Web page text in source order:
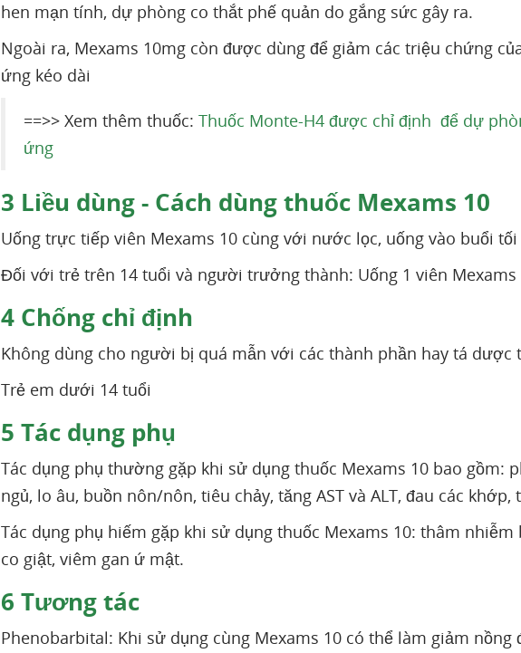
hen mạn tính, dự phòng co thắt phế quản do gắng sức gây ra.
Ngoài ra, Mexams 10mg còn được dùng để giảm các triệu chứng
ứng kéo dài
==>> Xem thêm thuốc: Thuốc Monte-H4 được chỉ định để dự
ứng
3 Liều dùng - Cách dùng thuốc Mexams 10
Uống trực tiếp viên Mexams 10 cùng với nước lọc, uống vào buổi tối
Đối với trẻ trên 14 tuổi và người trưởng thành: Uống 1 viên Mexams
4 Chống chỉ định
Không dùng cho người bị quá mẫn với các thành phần hay tá dược
Trẻ em dưới 14 tuổi
5 Tác dụng phụ
Tác dụng phụ thường gặp khi sử dụng thuốc Mexams 10 bao gồm:
ngủ, lo âu, buồn nôn/nôn, tiêu chảy, tăng AST và ALT, đau các
Tác dụng phụ hiếm gặp khi sử dụng thuốc Mexams 10: thâm
co giật, viêm gan ứ mật.
6 Tương tác
Phenobarbital: Khi sử dụng cùng Mexams 10 có thể làm giảm